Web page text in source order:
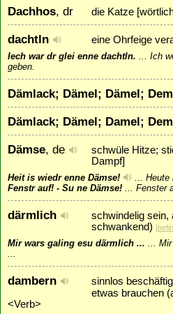
Dachhos, dr die Katze
dachtln eine Ohrfeige
Iech war dr glei enne dachtln.
Ich
geben.
Dämlack; Dämel; Dämel;
Dämlack; Dämel; Damel;
Dämse, de
schwüle Hitze;
Dampf]
Heit is wiedr enne Dämse!
Heute
Fenstr auf! - Su ne Dämse!
Fenster
därmlich
schwindelig sein,
schwankend) [
Mir wars galing esu därmlich ...
dambern
sinnlos
etwas brauchen
<Verb>